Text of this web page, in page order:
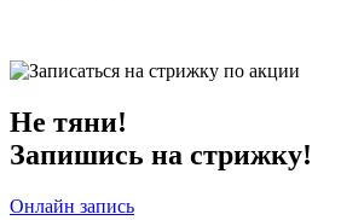
Не тяни!
Запишись на стрижку!
Онлайн запись